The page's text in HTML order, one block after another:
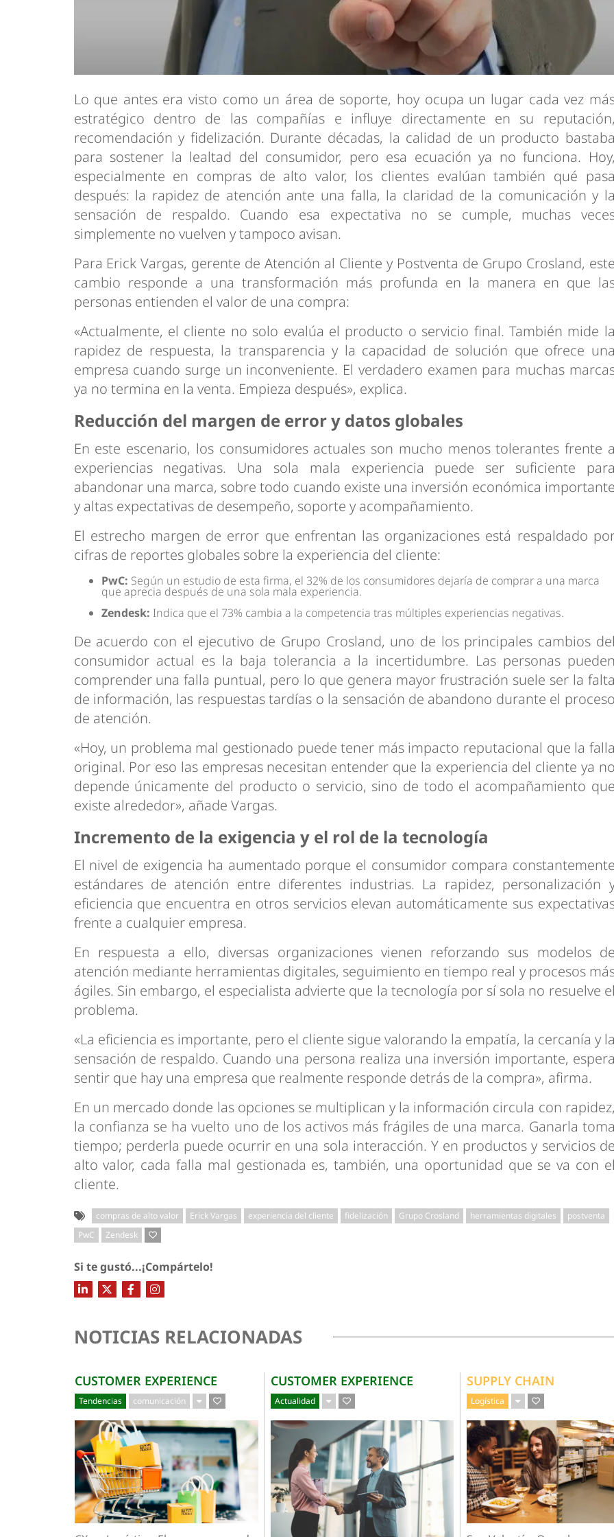
Lo que antes era visto como un área de soporte, hoy ocupa un lugar cada vez
estratégico dentro de las compañías e influye directamente en su reputación,
recomendación y fidelización. Durante décadas, la calidad de un producto bastaba
para sostener la lealtad del consumidor, pero esa ecuación ya no funciona. Hoy,
especialmente en compras de alto valor, los clientes evalúan también qué pasa
después: la rapidez de atención ante una falla, la claridad de la comunicación y la
sensación de respaldo. Cuando esa expectativa no se cumple, muchas
simplemente no vuelven y tampoco avisan.
Para Erick Vargas, gerente de Atención al Cliente y Postventa de Grupo Crosland, este
cambio responde a una transformación más profunda en la manera en que
personas entienden el valor de una compra:
«Actualmente, el cliente no solo evalúa el producto o servicio final. También mide la
rapidez de respuesta, la transparencia y la capacidad de solución que ofrece una
empresa cuando surge un inconveniente. El verdadero examen para muchas
ya no termina en la venta. Empieza después», explica.
Reducción del margen de error y datos globales
En este escenario, los consumidores actuales son mucho menos tolerantes frente a
experiencias negativas. Una sola mala experiencia puede ser suficiente para
abandonar una marca, sobre todo cuando existe una inversión económica importante
y altas expectativas de desempeño, soporte y acompañamiento.
El estrecho margen de error que enfrentan las organizaciones está respaldado
cifras de reportes globales sobre la experiencia del cliente:
PwC: Según un estudio de esta firma, el 32% de los consumidores dejaría de comprar a una marca
que aprecia después de una sola mala experiencia.
Zendesk: Indica que el 73% cambia a la competencia tras múltiples experiencias negativas.
De acuerdo con el ejecutivo de Grupo Crosland, uno de los principales cambios del
consumidor actual es la baja tolerancia a la incertidumbre. Las personas pueden
comprender una falla puntual, pero lo que genera mayor frustración suele ser la falta
de información, las respuestas tardías o la sensación de abandono durante el proceso
de atención.
«Hoy, un problema mal gestionado puede tener más impacto reputacional que la falla
original. Por eso las empresas necesitan entender que la experiencia del cliente ya no
depende únicamente del producto o servicio, sino de todo el acompañamiento que
existe alrededor», añade Vargas.
Incremento de la exigencia y el rol de la tecnología
El nivel de exigencia ha aumentado porque el consumidor compara constantemente
estándares de atención entre diferentes industrias. La rapidez, personalización
eficiencia que encuentra en otros servicios elevan automáticamente sus
frente a cualquier empresa.
En respuesta a ello, diversas organizaciones vienen reforzando sus modelos de
atención mediante herramientas digitales, seguimiento en tiempo real y procesos
ágiles. Sin embargo, el especialista advierte que la tecnología por sí sola no resuelve el
problema.
«La eficiencia es importante, pero el cliente sigue valorando la empatía, la cercanía y la
sensación de respaldo. Cuando una persona realiza una inversión importante, espera
sentir que hay una empresa que realmente responde detrás de la compra», afirma.
En un mercado donde las opciones se multiplican y la información circula con rapidez,
la confianza se ha vuelto uno de los activos más frágiles de una marca. Ganarla toma
tiempo; perderla puede ocurrir en una sola interacción. Y en productos y servicios de
alto valor, cada falla mal gestionada es, también, una oportunidad que se va con el
cliente.
compras de alto valor Erick Vargas experiencia del cliente fidelización Grupo Crosland herramientas digitales
postventa
PwC
Zendesk
Si te gustó...¡Compártelo!
NOTICIAS RELACIONADAS
CUSTOMER EXPERIENCE
Tendencias comunicación
CUSTOMER EXPERIENCE
Actualidad
SUPPLY CHAIN
Logística